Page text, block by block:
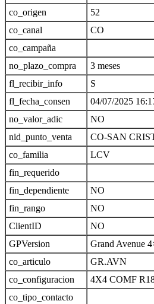
co_origen
52
co_canal
CO
co_campaña
no_plazo_compra
3 meses
fl_recibir_info
S
fl_fecha_consen
04/07/2025
no_valor_adic
NO
nid_punto_venta
CO-SAN
co_familia
LCV
fin_requerido
fin_dependiente
NO
fin_rango
NO
ClientID
NO
GPVersion
Grand Avenue
co_articulo
GR.AVN
co_configuracion
4X4 COMF
co_tipo_contacto